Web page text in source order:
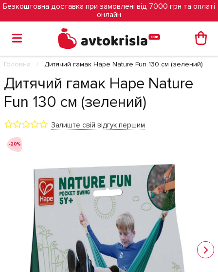
Безкоштовна доставка при замовлені від 7000 грн та оплаті
онлайн
Головна Дитячий гамак Hape Nature Fun 130 см (зелений)
Дитячий гамак Hape Nature
Fun 130 см (зелений)
Залиште свій відгук першим
-20%